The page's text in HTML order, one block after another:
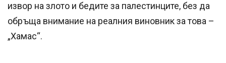
извор на злото и бедите за палестинците, без да
обръща внимание на реалния виновник за това –
„Хамас“.